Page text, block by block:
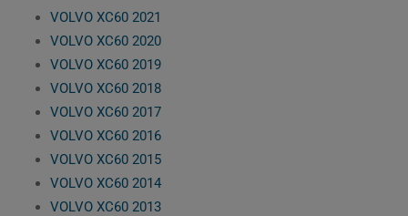
VOLVO XC60 2021
VOLVO XC60 2020
VOLVO XC60 2019
VOLVO XC60 2018
VOLVO XC60 2017
VOLVO XC60 2016
VOLVO XC60 2015
VOLVO XC60 2014
VOLVO XC60 2013